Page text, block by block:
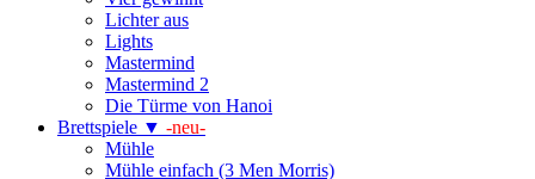
Lichter aus
Lights
Mastermind
Mastermind 2
Die Türme von Hanoi
Brettspiele ▼ -neu-
Mühle
Mühle einfach (3 Men Morris)